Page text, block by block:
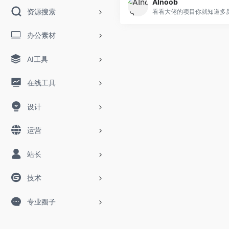
资源搜索
办公素材
AI工具
在线工具
设计
运营
站长
技术
专业圈子
AInoob